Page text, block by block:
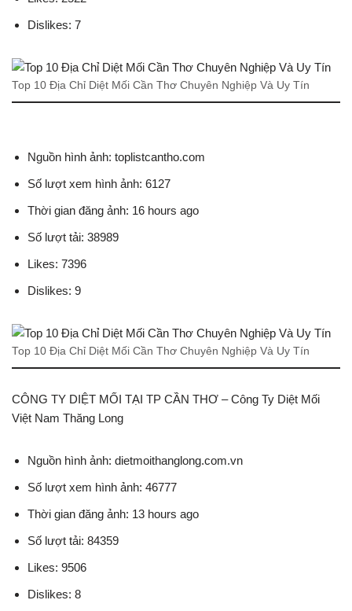
Dislikes: 7
Top 10 Địa Chỉ Diệt Mối Cần Thơ Chuyên Nghiệp Và Uy Tín
Nguồn hình ảnh: toplistcantho.com
Số lượt xem hình ảnh: 6127
Thời gian đăng ảnh: 16 hours ago
Số lượt tải: 38989
Likes: 7396
Dislikes: 9
Top 10 Địa Chỉ Diệt Mối Cần Thơ Chuyên Nghiệp Và Uy Tín
CÔNG TY DIỆT MỐI TẠI TP CẦN THƠ – Công Ty Diệt Mối
Việt Nam Thăng Long
Nguồn hình ảnh: dietmoithanglong.com.vn
Số lượt xem hình ảnh: 46777
Thời gian đăng ảnh: 13 hours ago
Số lượt tải: 84359
Likes: 9506
Dislikes: 8